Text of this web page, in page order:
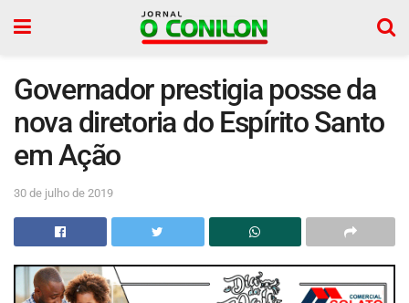
Governador prestigia posse da
nova diretoria do Espírito Santo
em Ação
30 de julho de 2019